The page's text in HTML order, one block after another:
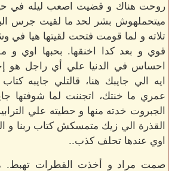
روحت هناك و قضيت اصعب ليله في
ميتحملهوش بشر لحد ما لقيت جرس
تلاته و لما قومت فتحت لقيتها هيا
قوي و بعد كدا اخنقها. بحبها اوي و
احساس في الدنيا علي أي راجل هو
ايه الي جايبك هنا، قالتلي جايبه
عمري ما خنتك، اتجننت لما شوفتها
الجبروت خدته منها و حطيته علي
القذرة الي زيك متمسكش كتاب ربنا
اوي عندها تحلف كذب..
صمت مراد و أخذت القطرات تهبط.